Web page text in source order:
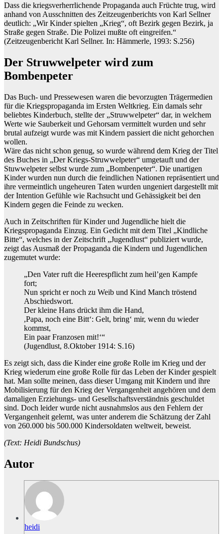
Dass die kriegsverherrlichende Propaganda auch Früchte trug, wird
anhand von Ausschnitten des Zeitzeugenberichts von Karl Sellner
deutlich: „Wir Kinder spielten „Krieg“, oft Bezirk gegen Bezirk, ja
Straße gegen Straße. Die Polizei mußte oft eingreifen.“
(Zeitzeugenbericht Karl Sellner. In: Hämmerle, 1993: S.256)
Der Struwwelpeter wird zum
Bombenpeter
Das Buch- und Pressewesen waren die bevorzugten Trägermedien
für die Kriegspropaganda im Ersten Weltkrieg. Ein damals sehr
beliebtes Kinderbuch, stellte der „Struwwelpeter“ dar, in welchem
Werte wie Sauberkeit und Gehorsam vermittelt wurden und sehr
brutal aufzeigt wurde was mit Kindern passiert die nicht gehorchen
wollen.
Wäre das nicht schon genug, so wurde während dem Krieg der Titel
des Buches in „Der Kriegs-Struwwelpeter“ umgetauft und der
Stuwwelpeter selbst wurde zum „Bombenpeter“. Die unartigen
Kinder wurden nun durch die feindlichen Nationen repräsentiert und
ihre vermeintlich ungeheuren Taten wurden ungeniert dargestellt mit
der Intention Gefühle wie Rachsucht und Gehässigkeit bei den
Kindern gegen die Feinde zu wecken.
Auch in Zeitschriften für Kinder und Jugendliche hielt die
Kriegspropaganda Einzug. Ein Gedicht mit dem Titel „Kindliche
Bitte“, welches in der Zeitschrift „Jugendlust“ publiziert wurde,
zeigt das Ausmaß der Propaganda die Kindern und Jugendlichen
zugemutet wurde:
„Den Vater ruft die Heerespflicht zum heil’gen Kampfe
fort;
Nun spricht er noch zu Weib und Kind Manch tröstend
Abschiedswort.
Der kleine Hans drückt ihm die Hand,
,Papa, noch eine Bitt‘: Gelt, bring‘ mir, wenn du wieder
kommst,
Ein paar Franzosen mit!‘“
(Jugendlust, 8.Oktober 1914: S.16)
Es zeigt sich, dass die Kinder eine große Rolle im Krieg und der
Krieg wiederum eine große Rolle für das Leben der Kinder gespielt
hat. Man sollte meinen, dass dieser Umgang mit Kindern und ihre
Mobilisierung für den Krieg der Vergangenheit angehören und dem
damaligen Erziehungs- und Gesellschaftsverständnis geschuldet
sind. Doch leider wurde nicht ausnahmslos aus den Fehlern der
Vergangenheit gelernt, was unter anderem die Schätzung der Zahl
von 260.000 bis 500.000 Kindersoldaten weltweit, beweist.
(Text: Heidi Bundschus)
Autor
heidi